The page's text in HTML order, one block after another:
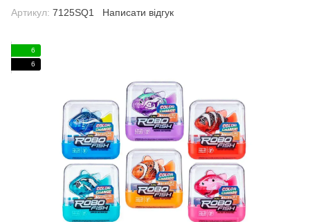
Артикул: 7125SQ1 Написати відгук
6
6